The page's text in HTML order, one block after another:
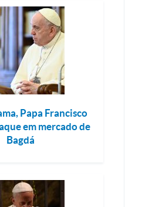
Papa Francisco
em mercado de
Bagdá